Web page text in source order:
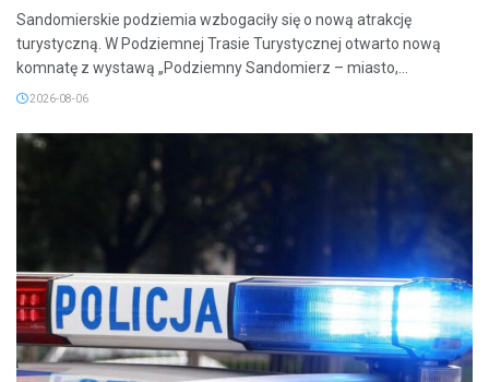
Sandomierskie podziemia wzbogaciły się o nową atrakcję
turystyczną. W Podziemnej Trasie Turystycznej otwarto nową
komnatę z wystawą „Podziemny Sandomierz – miasto,...
2026-08-06